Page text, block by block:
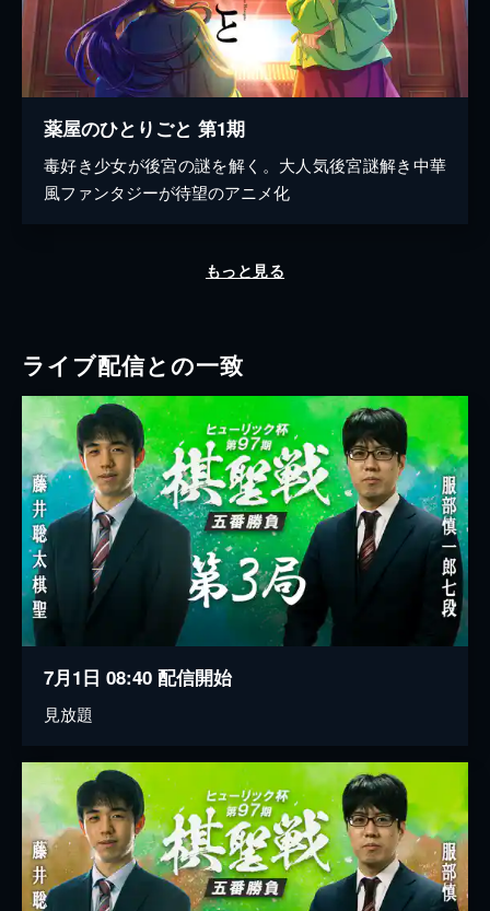
薬屋のひとりごと 第1期
毒好き少女が後宮の謎を解く。大人気後宮謎解き中華
風ファンタジーが待望のアニメ化
もっと見る
ライブ配信との一致
7月1日 08:40 配信開始
見放題